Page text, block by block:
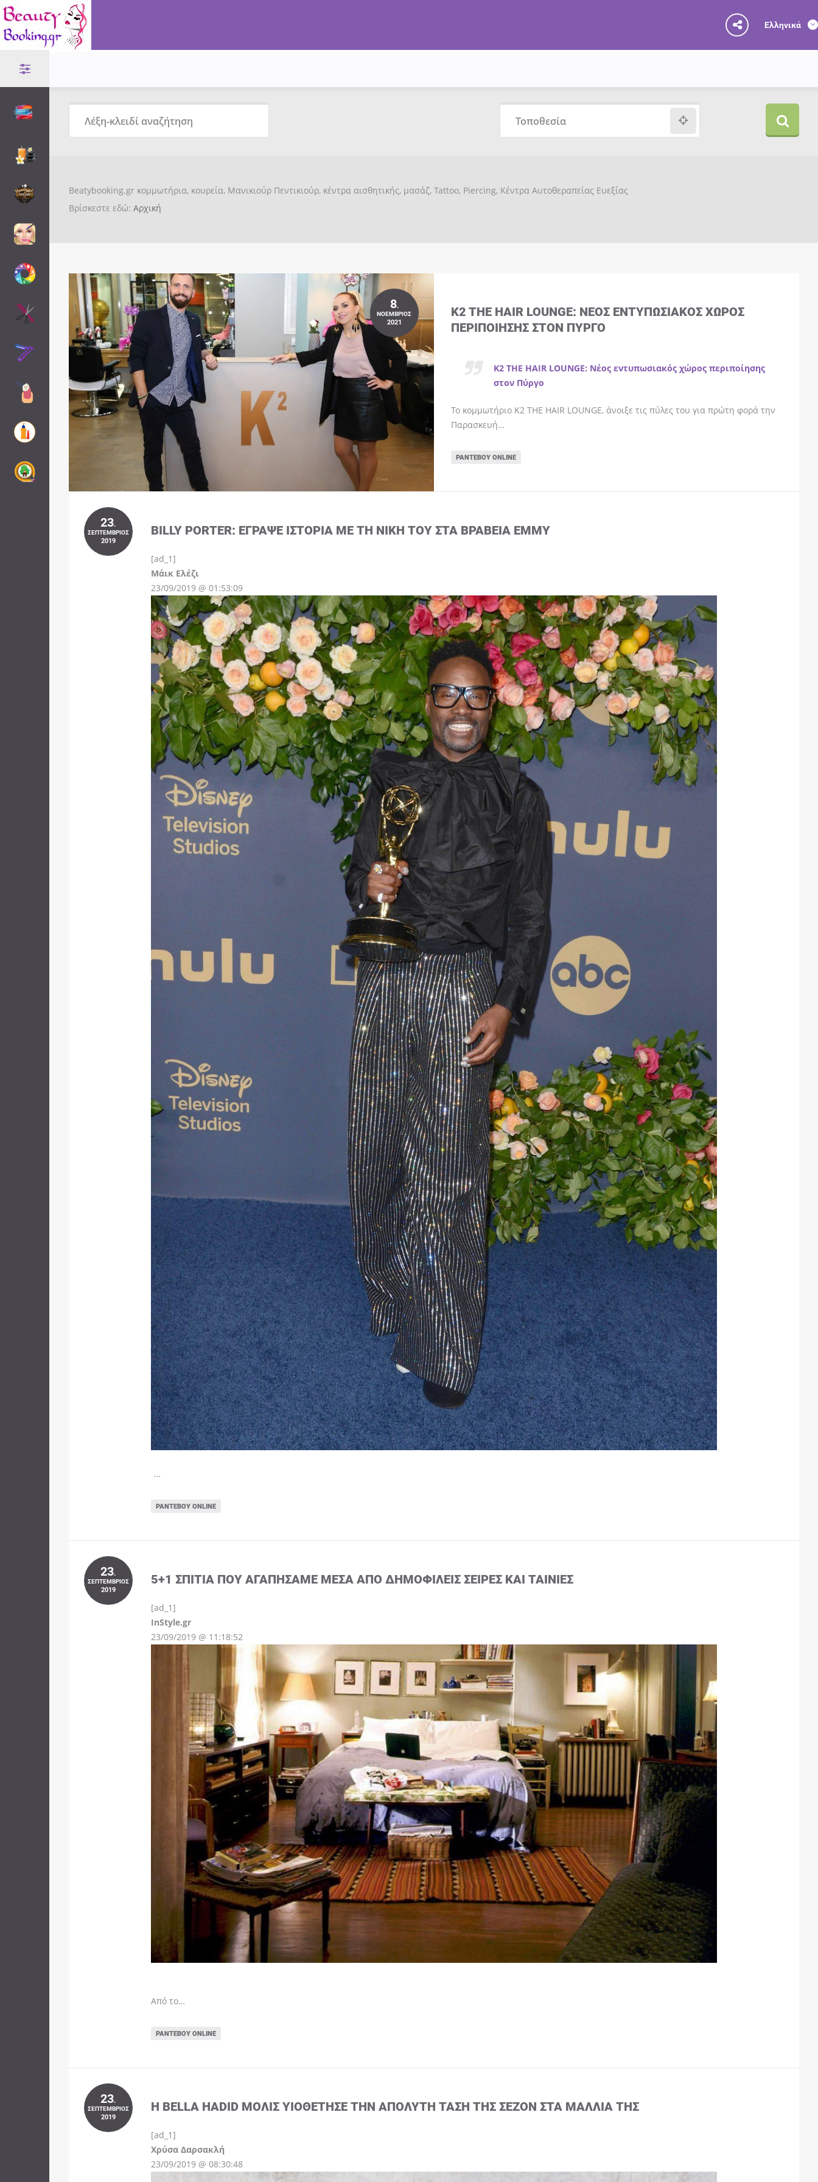
Ελληνικά
Beatybooking.gr κομμωτήρια, κουρεία, Μανικιούρ Πεντικιούρ, κέντρα αισθητικής, μασάζ, Tattoo, Piercing, Κέντρα Αυτοθεραπείας Ευεξίας
Βρίσκεστε εδώ: Αρχική
8.
ΝΟΈΜΒΡΙΟΣ
2021
K2 THE HAIR LOUNGE: ΝΈΟΣ ΕΝΤΥΠΩΣΙΑΚΌΣ ΧΏΡΟΣ
ΠΕΡΙΠΟΊΗΣΗΣ ΣΤΟΝ ΠΎΡΓΟ
K2 THE HAIR LOUNGE: Νέος εντυπωσιακός χώρος περιποίησης
στον Πύργο
Το κομμωτήριο K2 THE HAIR LOUNGE, άνοιξε τις πύλες του για πρώτη φορά την
Παρασκευή…
ΡΑΝΤΕΒΟΎ ONLINE
23.
ΣΕΠΤΈΜΒΡΙΟΣ
2019
BILLY PORTER: ΈΓΡΑΨΕ ΙΣΤΟΡΊΑ ΜΕ ΤΗ ΝΊΚΗ ΤΟΥ ΣΤΑ ΒΡΑΒΕΊΑ EMMY
[ad_1]
Μάικ ΕλέζιInstagram
23/09/2019 @ 01:53:09
…
ΡΑΝΤΕΒΟΎ ONLINE
23.
ΣΕΠΤΈΜΒΡΙΟΣ
2019
5+1 ΣΠΊΤΙΑ ΠΟΥ ΑΓΑΠΉΣΑΜΕ ΜΈΣΑ ΑΠΌ ΔΗΜΟΦΙΛΕΊΣ ΣΕΙΡΈΣ ΚΑΙ ΤΑΙΝΊΕΣ
[ad_1]
InStyle.gr
23/09/2019 @ 11:18:52
Από το…
ΡΑΝΤΕΒΟΎ ONLINE
23.
ΣΕΠΤΈΜΒΡΙΟΣ
2019
Η BELLA HADID ΜΌΛΙΣ ΥΙΟΘΈΤΗΣΕ ΤΗΝ ΑΠΌΛΥΤΗ ΤΆΣΗ ΤΗΣ ΣΕΖΌΝ ΣΤΑ ΜΑΛΛΙΆ ΤΗΣ
[ad_1]
Χρύσα ΔαρσακλήInstagram
23/09/2019 @ 08:30:48